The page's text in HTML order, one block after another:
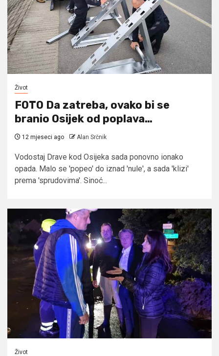
Život
FOTO Da zatreba, ovako bi se
branio Osijek od poplava…
12 mjeseci ago Alan Srčnik
Vodostaj Drave kod Osijeka sada ponovno ionako
opada. Malo se 'popeo' do iznad 'nule', a sada 'klizi'
prema 'sprudovima'. Sinoć...
Život